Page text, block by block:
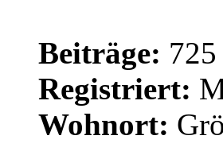
Beiträge: 725
Registriert:
Wohnort: